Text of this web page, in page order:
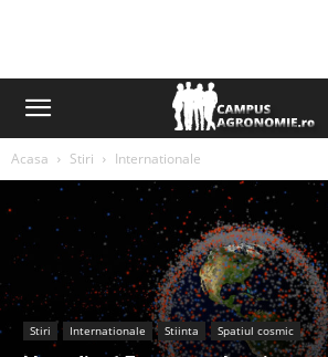
Acasa Stiri Internationale
Stiri Internationale Stiinta Spatiul cosmic